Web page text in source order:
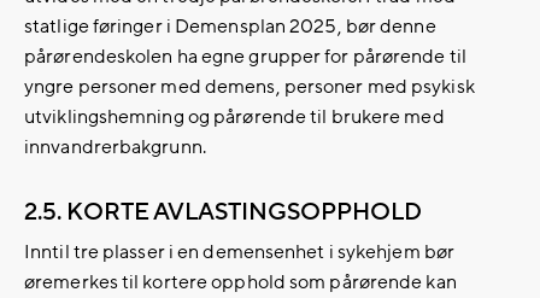
statlige føringer i Demensplan 2025, bør denne
pårørendeskolen ha egne grupper for pårørende til
yngre personer med demens, personer med psykisk
utviklingshemning og pårørende til brukere med
innvandrerbakgrunn.
2.5. KORTE AVLASTINGSOPPHOLD
Inntil tre plasser i en demensenhet i sykehjem bør
øremerkes til kortere opphold som pårørende kan